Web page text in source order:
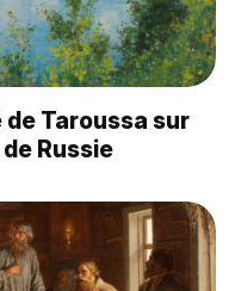
Taroussa sur
Russie